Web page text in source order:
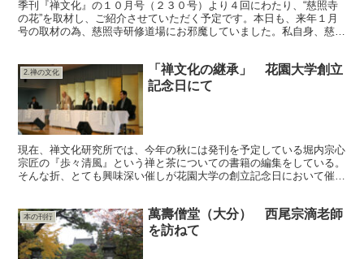
季刊『禅文化』の１０月号（２３０号）より４回にわたり、“慈照寺
の花”を取材し、ご紹介させていただく予定です。本日も、来年１月
号の取材の為、慈照寺研修道場にお邪魔していました。私自身、慈照
2.禅の文化
「禅文化の継承」 花園大学創立
記念日にて
現在、禅文化研究所では、今年の秋には発刊を予定している堀内宗心
宗匠の『歩々清風』という禅と茶についての書籍の編集をしている。
そんな折、とても興味深い催しが花園大学の創立記念日において催さ
本の刊行
萬壽僧堂（大分） 西尾宗滴老師
を訪ねて